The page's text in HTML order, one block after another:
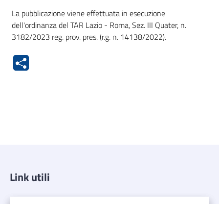
La pubblicazione viene effettuata in esecuzione
dell'ordinanza del TAR Lazio - Roma, Sez. III Quater, n.
3182/2023 reg. prov. pres. (r.g. n. 14138/2022).
Link utili